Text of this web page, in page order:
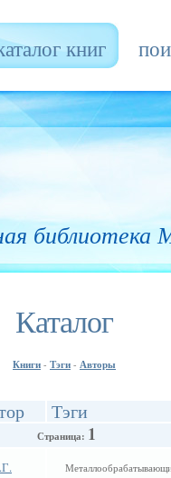
книг
Каталог
Книги - Тэги - Авторы
Тэги
Страница: 1